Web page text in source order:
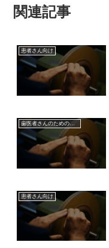
関連記事
患者さん向け
歯医者さんのためのマーケティング
患者さん向け